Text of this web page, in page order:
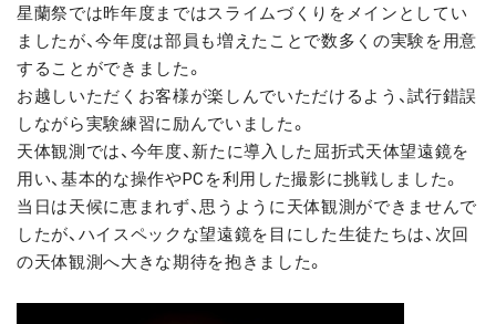
星蘭祭では昨年度まではスライムづくりをメインとしてい
ましたが、今年度は部員も増えたことで数多くの実験を用意
することができました。
お越しいただくお客様が楽しんでいただけるよう、試行錯誤
しながら実験練習に励んでいました。
天体観測では、今年度、新たに導入した屈折式天体望遠鏡を
用い、基本的な操作やPCを利用した撮影に挑戦しました。
当日は天候に恵まれず、思うように天体観測ができませんで
したが、ハイスペックな望遠鏡を目にした生徒たちは、次回
の天体観測へ大きな期待を抱きました。